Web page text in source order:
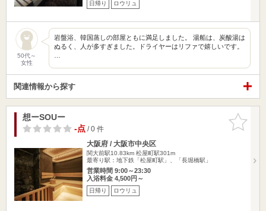
日帰り ロウリュ
50代～
女性
岩盤浴、韓国蒸しの部屋ともに満足しました。 湯船は、炭酸湯は
ぬるく、人が多すぎました。ドライヤーはリファで嬉しいです。
関連情報から探す
お気に入
りに追加
想ーSOUー
-点/ 0 件
大阪府 / 大阪市中央区
関大前駅10.83km 松屋町駅301m
最寄り駅：地下鉄「松屋町駅」、「長堀橋駅」
営業時間 9:00～23:30
入浴料金 4,500円～
日帰り ロウリュ